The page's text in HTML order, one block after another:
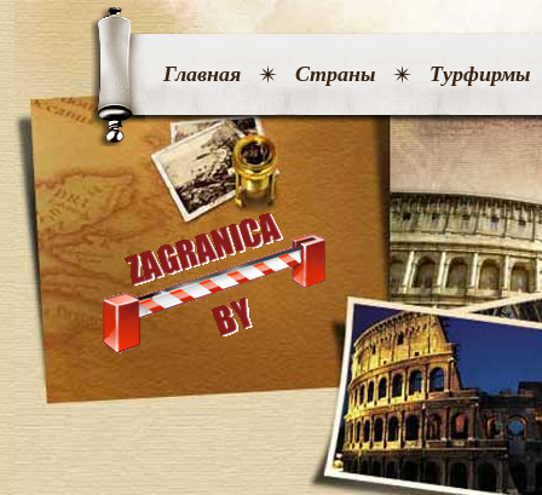
Главная Страны Турфирмы